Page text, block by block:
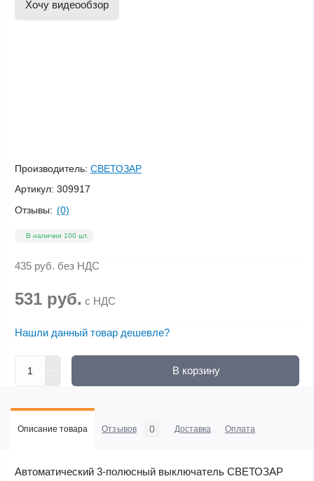
Хочу видеообзор
Производитель: СВЕТОЗАР
Артикул: 309917
Отзывы: (0)
В наличии 100 шт.
435 руб. без НДС
531 руб. с НДС
Нашли данный товар дешевле?
В корзину
Описание товара Отзывов 0 Доставка Оплата
Автоматический 3-полюсный выключатель СВЕТОЗАР